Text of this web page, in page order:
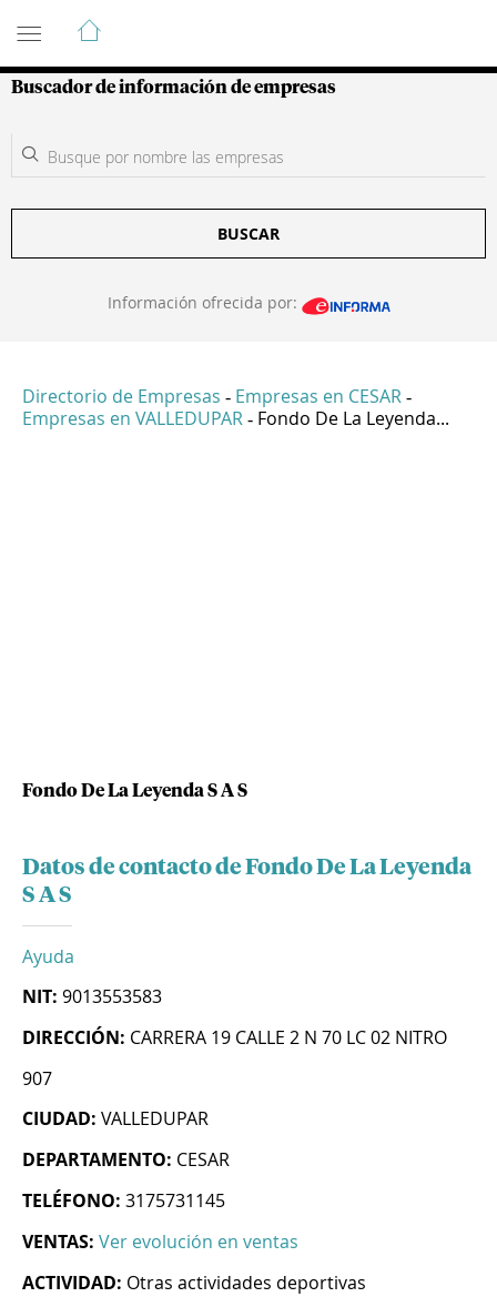
Guía de Empresas Colombianas
Buscador de información de empresas
BUSCAR
Información ofrecida por:
Directorio de Empresas - Empresas en CESAR -
Empresas en VALLEDUPAR - Fondo De La Leyenda...
Fondo De La Leyenda S A S
Datos de contacto de Fondo De La Leyenda
S A S
Ayuda
NIT: 9013553583
DIRECCIÓN: CARRERA 19 CALLE 2 N 70 LC 02 NITRO
907
CIUDAD: VALLEDUPAR
DEPARTAMENTO: CESAR
TELÉFONO: 3175731145
VENTAS: Ver evolución en ventas
ACTIVIDAD: Otras actividades deportivas